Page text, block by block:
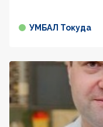
УМБАЛ Токуда